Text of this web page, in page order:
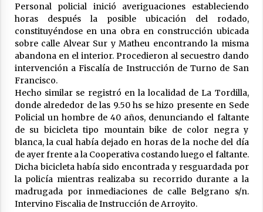
Personal policial inició averiguaciones estableciendo
horas después la posible ubicación del rodado,
constituyéndose en una obra en construcción ubicada
sobre calle Alvear Sur y Matheu encontrando la misma
abandona en el interior. Procedieron al secuestro dando
intervención a Fiscalía de Instrucción de Turno de San
Francisco.
Hecho similar se registró en la localidad de La Tordilla,
donde alrededor de las 9.50 hs se hizo presente en Sede
Policial un hombre de 40 años, denunciando el faltante
de su bicicleta tipo mountain bike de color negra y
blanca, la cual había dejado en horas de la noche del día
de ayer frente a la Cooperativa costando luego el faltante.
Dicha bicicleta había sido encontrada y resguardada por
la policía mientras realizaba su recorrido durante a la
madrugada por inmediaciones de calle Belgrano s/n.
Intervino Fiscalia de Instrucción de Arroyito.